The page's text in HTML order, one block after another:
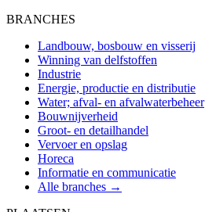
BRANCHES
Landbouw, bosbouw en visserij
Winning van delfstoffen
Industrie
Energie, productie en distributie
Water; afval- en afvalwaterbeheer
Bouwnijverheid
Groot- en detailhandel
Vervoer en opslag
Horeca
Informatie en communicatie
Alle branches →